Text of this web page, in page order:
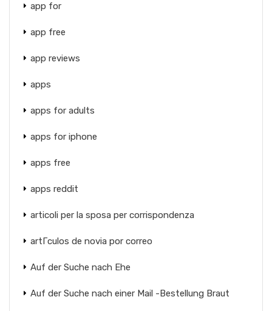
app for
app free
app reviews
apps
apps for adults
apps for iphone
apps free
apps reddit
articoli per la sposa per corrispondenza
artГ­culos de novia por correo
Auf der Suche nach Ehe
Auf der Suche nach einer Mail -Bestellung Braut